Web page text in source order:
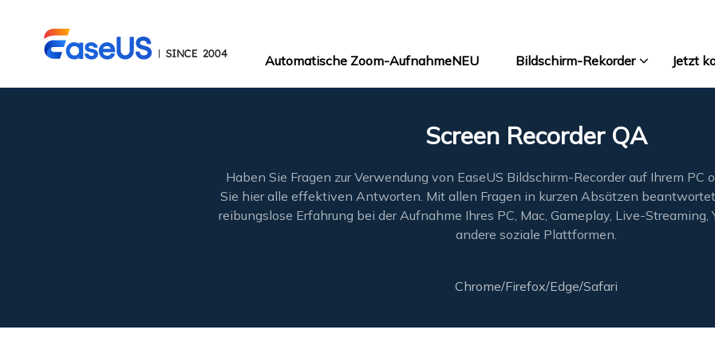
Automatische Zoom-AufnahmeNEU Bildschirm-Rekorder
RecExperts
Bildschirm-
RecExperts
Bildschirm-
Jetzt
Screen Recorder QA
Haben Sie Fragen zur Verwendung von EaseUS Bildschirm-Recorder auf Ihrem PC
Sie hier alle effektiven Antworten. Mit allen Fragen in kurzen Absätzen
reibungslose Erfahrung bei der Aufnahme Ihres PC, Mac, Gameplay, Live-Streaming,
andere soziale Plattformen.
Chrome/Firefox/Edge/Safari